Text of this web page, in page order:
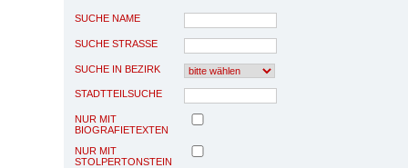
SUCHE NAME
SUCHE STRASSE
SUCHE IN BEZIRK
STADTTEILSUCHE
NUR MIT
BIOGRAFIETEXTEN
NUR MIT
STOLPERTONSTEIN